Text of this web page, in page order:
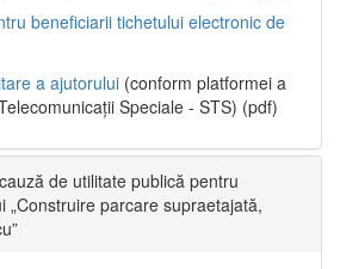
beneficiarii tichetului electronic de
a ajutorului (conform platformei a
Speciale - STS) (pdf)
de utilitate publică pentru
„Construire parcare supraetajată,